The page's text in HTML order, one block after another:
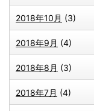
2018年10月 (3)
2018年9月 (4)
2018年8月 (3)
2018年7月 (4)